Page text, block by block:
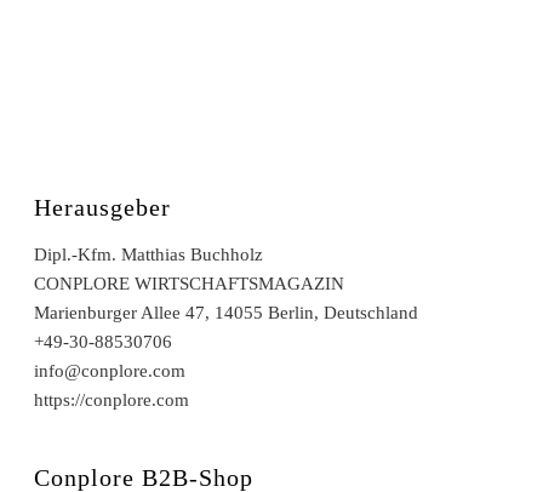
Herausgeber
Dipl.-Kfm. Matthias Buchholz
CONPLORE WIRTSCHAFTSMAGAZIN
Marienburger Allee 47, 14055 Berlin, Deutschland
+49-30-88530706
info@conplore.com
https://conplore.com
Conplore B2B-Shop